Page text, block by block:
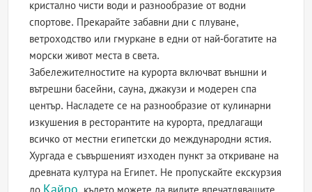
кристално чисти води и разнообразие от водни
спортове. Прекарайте забавни дни с плуване,
ветроходство или гмуркане в едни от най-богатите на
морски живот места в света.
Забележителностите на курорта включват външни и
вътрешни басейни, сауна, джакузи и модерен спа
център. Насладете се на разнообразие от кулинарни
изкушения в ресторантите на курорта, предлагащи
всичко от местни египетски до международни ястия.
Хургада е съвършеният изходен пункт за откриване на
древната култура на Египет. Не пропускайте екскурзия